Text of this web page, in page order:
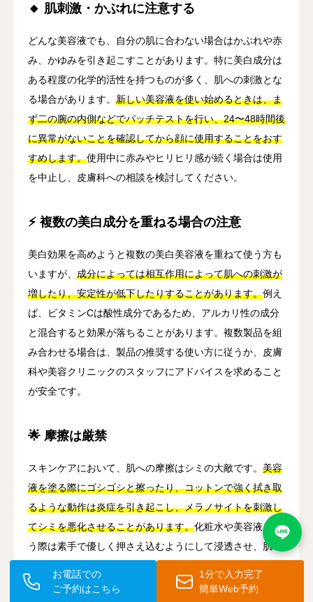
🔸 肌刺激・かぶれに注意する
どんな美容液でも、自分の肌に合わない場合はかぶれや赤
み、かゆみを引き起こすことがあります。特に美白成分は
ある程度の化学的活性を持つものが多く、肌への刺激とな
る場合があります。 新しい美容液を使い始めるときは、ま
ず二の腕の内側などでパッチテストを行い、24〜48時間後
に異常がないことを確認してから顔に使用することをおす
すめします。使用中に赤みやヒリヒリ感が続く場合は使用
を中止し、皮膚科への相談を検討してください。
⚡ 複数の美白成分を重ねる場合の注意
美白効果を高めようと複数の美白美容液を重ねて使う方も
いますが、 成分によっては相互作用によって肌への刺激が
増したり、安定性が低下したりすることがあります。例え
ば、ビタミンCは酸性成分であるため、アルカリ性の成分
と混合すると効果が落ちることがあります。複数製品を組
み合わせる場合は、製品の推奨する使い方に従うか、皮膚
科や美容クリニックのスタッフにアドバイスを求めること
が安全です。
🌟 摩擦は厳禁
スキンケアにおいて、肌への摩擦はシミの大敵です。 美容
液を塗る際にゴシゴシと擦ったり、コットンで強く拭き取
るような動作は炎症を引き起こし、メラノサイトを刺激し
てシミを悪化させることがあります。化粧水や美容液を使
う際は素手で優しく押さえ込むようにして浸透させ、肌へ
の摩擦を最小限に抑えましょう。日常生活でも、タオルで
顔を拭く際は優しく押さえるように使うことが大切です。
お電話での
ご予約はこちら
1分で入力完了
簡単Web予約